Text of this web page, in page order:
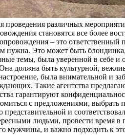
различных
становятся все более
– это ответственный
нужна. Это может быть
темы, была уверенной в
должна быть культурной,
была внимательной и
Такие агентства
гарантируют
с предложениями,
и
людьми, провести время
мужчины, и важно подходить к